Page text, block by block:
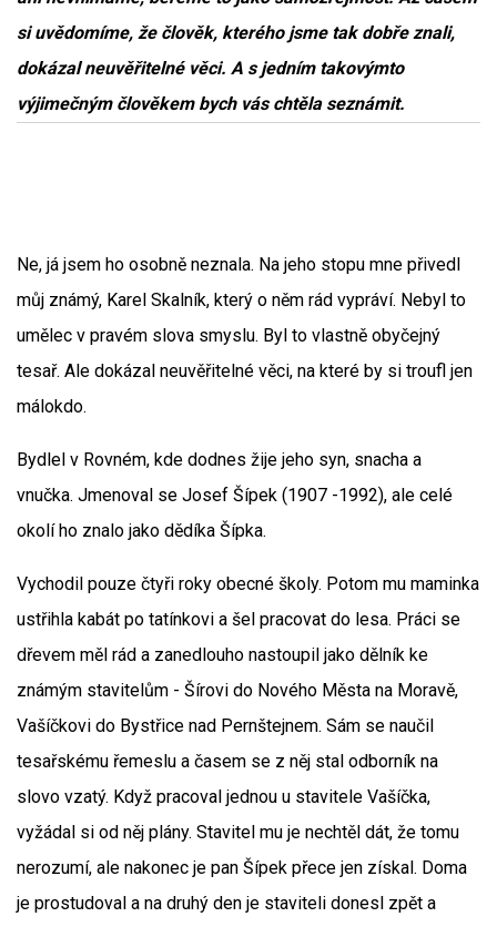
si uvědomíme, že člověk, kterého jsme tak dobře znali,
dokázal neuvěřitelné věci. A s jedním takovýmto
výjimečným člověkem bych vás chtěla seznámit.
Ne, já jsem ho osobně neznala. Na jeho stopu mne přivedl
můj známý, Karel Skalník, který o něm rád vypráví. Nebyl to
umělec v pravém slova smyslu. Byl to vlastně obyčejný
tesař. Ale dokázal neuvěřitelné věci, na které by si troufl jen
málokdo.
Bydlel v Rovném, kde dodnes žije jeho syn, snacha a
vnučka. Jmenoval se Josef Šípek (1907 -1992), ale celé
okolí ho znalo jako dědíka Šípka.
Vychodil pouze čtyři roky obecné školy. Potom mu maminka
ustřihla kabát po tatínkovi a šel pracovat do lesa. Práci se
dřevem měl rád a zanedlouho nastoupil jako dělník ke
známým stavitelům - Šírovi do Nového Města na Moravě,
Vašíčkovi do Bystřice nad Pernštejnem. Sám se naučil
tesařskému řemeslu a časem se z něj stal odborník na
slovo vzatý. Když pracoval jednou u stavitele Vašíčka,
vyžádal si od něj plány. Stavitel mu je nechtěl dát, že tomu
nerozumí, ale nakonec je pan Šípek přece jen získal. Doma
je prostudoval a na druhý den je staviteli donesl zpět a